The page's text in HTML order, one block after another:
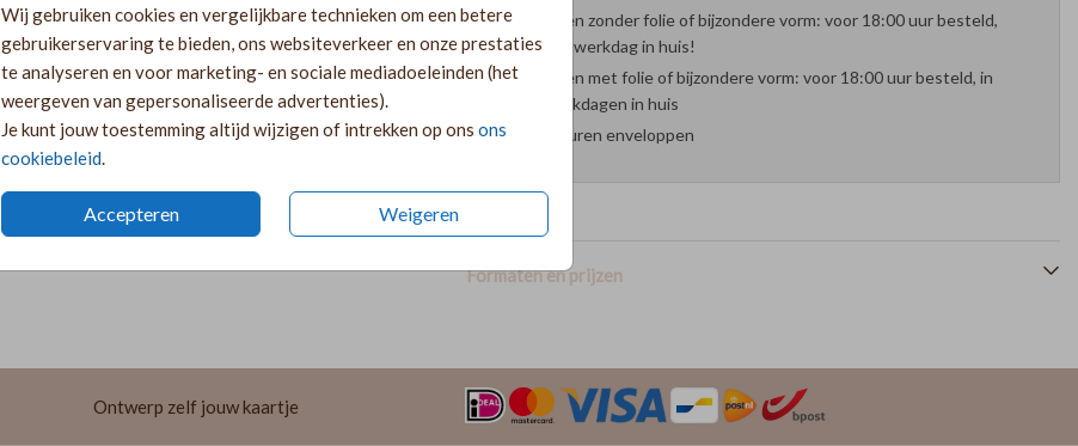
Wij gebruiken cookies en vergelijkbare technieken om een betere
gebruikerservaring te bieden, ons websiteverkeer en onze prestaties
te analyseren en voor marketing- en sociale mediadoeleinden (het
weergeven van gepersonaliseerde advertenties).
Je kunt jouw toestemming altijd wijzigen of intrekken op ons ons
cookiebeleid
Accepteren Weigeren
Kaarten zonder folie of bijzondere vorm: voor 18:00 uur besteld,
volgende werkdag in huis!
Kaarten met folie of bijzondere vorm: voor 18:00 uur besteld, in
twee werkdagen in huis
29 kleuren enveloppen
Formaten en prijzen
Ontwerp zelf jouw kaartje